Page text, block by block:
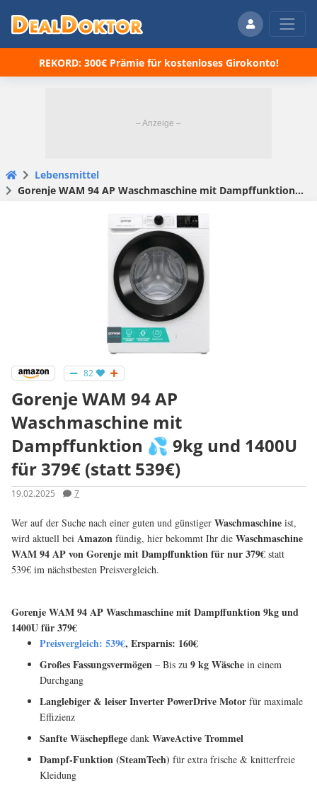
REKORD: 300€ Prämie für kostenloses Girokonto!
Lebensmittel
Gorenje WAM 94 AP Waschmaschine mit Dampffunktion 💦 9kg und 1400U für 379€ (statt 539€)
82
Gorenje WAM 94 AP
Waschmaschine mit
Dampffunktion 💦 9kg und 1400U
für 379€ (statt 539€)
19.02.2025 7
Wer auf der Suche nach einer guten und günstiger Waschmaschine ist,
wird aktuell bei Amazon fündig, hier bekommt Ihr die Waschmaschine
WAM 94 AP von Gorenje mit Dampffunktion für nur 379€ statt
539€ im nächstbesten Preisvergleich.
Gorenje WAM 94 AP Waschmaschine mit Dampffunktion 9kg und
1400U für 379€
Preisvergleich: 539€, Ersparnis: 160€
Großes Fassungsvermögen – Bis zu 9 kg Wäsche in einem
Durchgang
Langlebiger & leiser Inverter PowerDrive Motor für maximale
Effizienz
Sanfte Wäschepflege dank WaveActive Trommel
Dampf-Funktion (SteamTech) für extra frische & knitterfreie
Kleidung